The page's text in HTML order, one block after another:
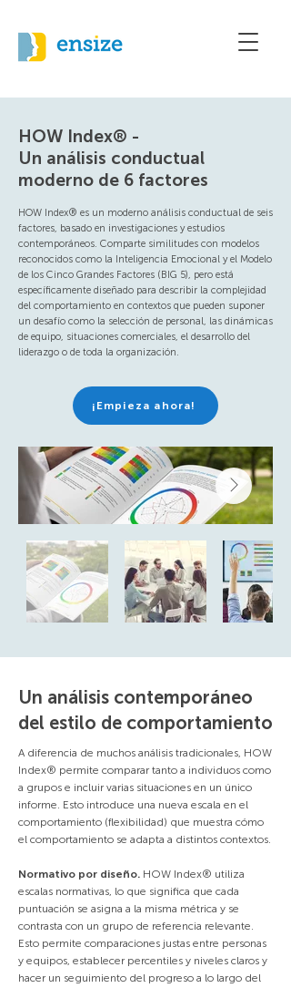
HOW Index® -
Un análisis conductual
moderno de 6 factores
HOW Index® es un moderno análisis conductual de seis
factores, basado en investigaciones y estudios
contemporáneos. Comparte similitudes con modelos
reconocidos como la Inteligencia Emocional y el Modelo
de los Cinco Grandes Factores (BIG 5), pero está
específicamente diseñado para describir la complejidad
del comportamiento en contextos que pueden suponer
un desafío como la selección de personal, las dinámicas
de equipo, situaciones comerciales, el desarrollo del
liderazgo o de toda la organización.
¡Empieza ahora!
Un análisis contemporáneo
del estilo de comportamiento
A diferencia de muchos análisis tradicionales, HOW
Index® permite comparar tanto a individuos como
a grupos e incluir varias situaciones en un único
informe. Esto introduce una nueva escala en el
comportamiento (flexibilidad) que muestra cómo
el comportamiento se adapta a distintos contextos.
Normativo por diseño. HOW Index® utiliza
escalas normativas, lo que significa que cada
puntuación se asigna a la misma métrica y se
contrasta con un grupo de referencia relevante.
Esto permite comparaciones justas entre personas
y equipos, establecer percentiles y niveles claros y
hacer un seguimiento del progreso a lo largo del